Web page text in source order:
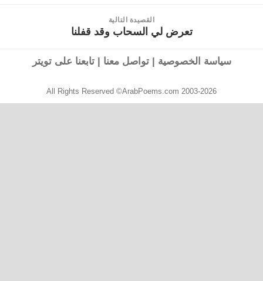
القصيدة التالية
تعرض لي السحاب وقد قفلنا
سياسة الخصوصية |تواصل معنا |تابعنا على تويتر
All Rights Reserved ©ArabPoems.com 2003-2026